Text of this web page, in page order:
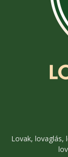
Lovak, lovaglás,